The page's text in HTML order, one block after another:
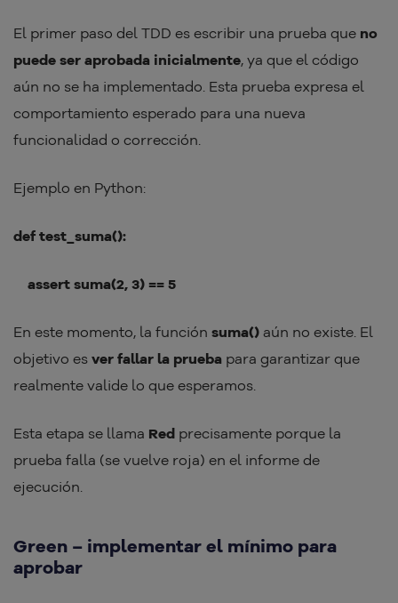
El primer paso del TDD es escribir una prueba que no
puede ser aprobada inicialmente, ya que el código
aún no se ha implementado. Esta prueba expresa el
comportamiento esperado para una nueva
funcionalidad o corrección.
Ejemplo en Python:
def test_suma():
assert suma(2, 3) == 5
En este momento, la función suma() aún no existe. El
objetivo es ver fallar la prueba para garantizar que
realmente valide lo que esperamos.
Esta etapa se llama Red precisamente porque la
prueba falla (se vuelve roja) en el informe de
ejecución.
Green – implementar el mínimo para
aprobar